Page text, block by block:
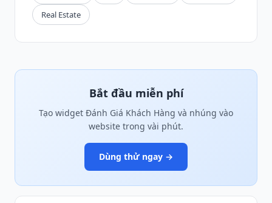
Real Estate
Bắt đầu miễn phí
Tạo widget Đánh Giá Khách Hàng và nhúng vào
website trong vài phút.
Dùng thử ngay →